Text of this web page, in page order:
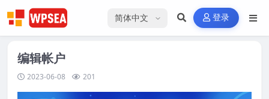
选择语言 登录
编辑帐户
2023-06-08 201